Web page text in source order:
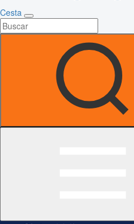
Cesta